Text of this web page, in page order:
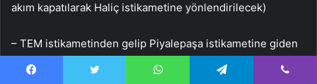
akım kapatılarak Haliç istikametine yönlendirilecek)
– TEM istikametinden gelip Piyalepaşa istikametine giden
akım kapatılarak Haliç istikametine verilecek)